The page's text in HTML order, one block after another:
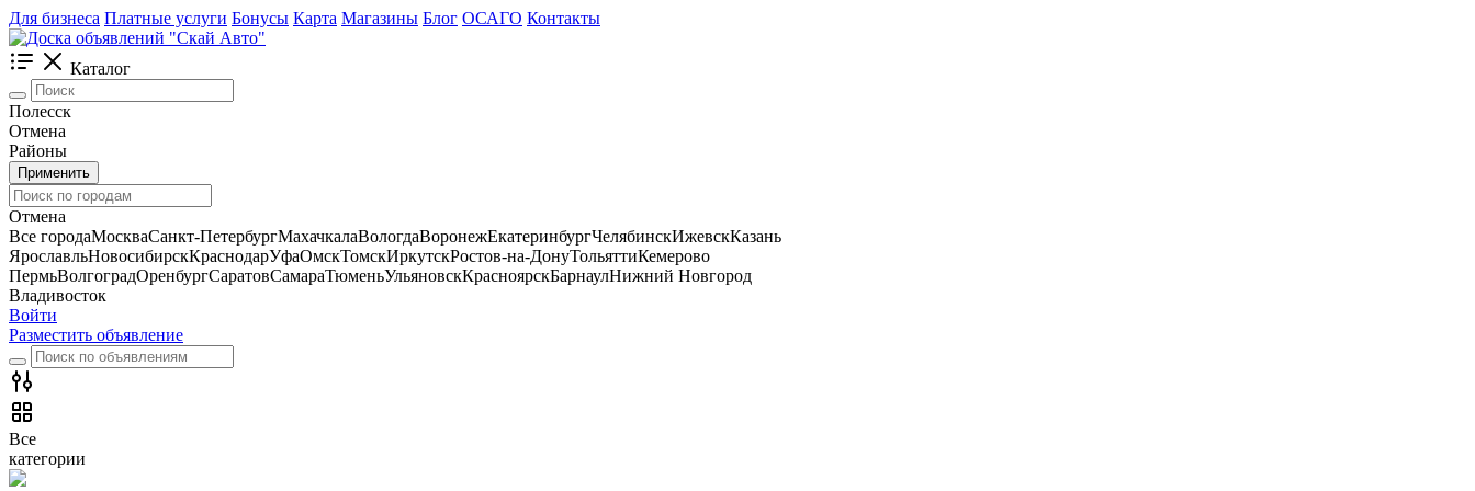
Для бизнеса Платные услуги Бонусы Карта Магазины Блог ОСАГО Контакты
Каталог
Полесск
Отмена
Районы
Применить
Отмена
Все городаМоскваСанкт-ПетербургМахачкалаВологдаВоронежЕкатеринбургЧелябинскИжевскКазань
ЯрославльНовосибирскКраснодарУфаОмскТомскИркутскРостов-на-ДонуТольяттиКемерово
ПермьВолгоградОренбургСаратовСамараТюменьУльяновскКрасноярскБарнаулНижний Новгород
Владивосток
Войти
Разместить объявление
Все
категории